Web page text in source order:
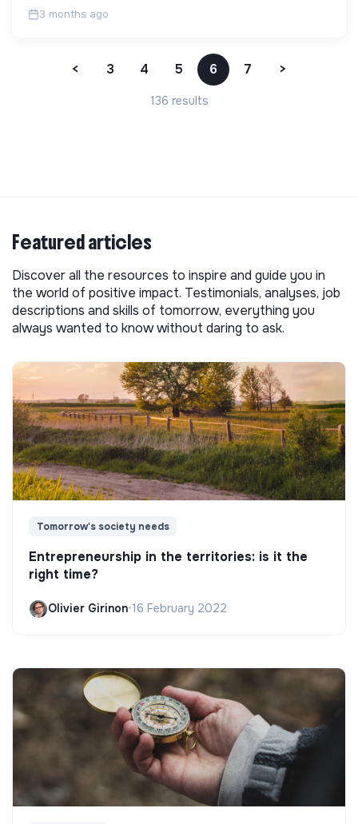
3 months ago
< 3 4 5 6 7 >
136 results
Featured articles
Discover all the resources to inspire and guide you in
the world of positive impact. Testimonials, analyses, job
descriptions and skills of tomorrow, everything you
always wanted to know without daring to ask.
Tomorrow's society needs
Entrepreneurship in the territories: is it the
right time?
Olivier Girinon•16 February 2022